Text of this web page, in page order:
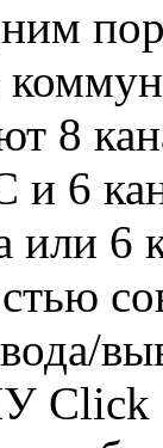
8
6
или 6
Click